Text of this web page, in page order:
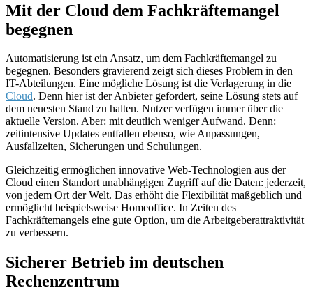
Mit der Cloud dem Fachkräftemangel
begegnen
Automatisierung ist ein Ansatz, um dem Fachkräftemangel zu
begegnen. Besonders gravierend zeigt sich dieses Problem in den
IT-Abteilungen. Eine mögliche Lösung ist die Verlagerung in die
Cloud. Denn hier ist der Anbieter gefordert, seine Lösung stets auf
dem neuesten Stand zu halten. Nutzer verfügen immer über die
aktuelle Version. Aber: mit deutlich weniger Aufwand. Denn:
zeitintensive Updates entfallen ebenso, wie Anpassungen,
Ausfallzeiten, Sicherungen und Schulungen.
Gleichzeitig ermöglichen innovative Web-Technologien aus der
Cloud einen Standort unabhängigen Zugriff auf die Daten: jederzeit,
von jedem Ort der Welt. Das erhöht die Flexibilität maßgeblich und
er­möglicht beispielsweise Homeoffice. In Zeiten des
Fachkräftemangels eine gute Option, um die Arbeitgeberattraktivität
zu verbessern.
Sicherer Betrieb im deutschen
Rechenzentrum